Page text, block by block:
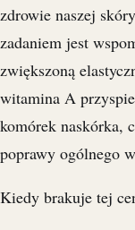
zdrowie naszej
zadaniem jest
zwiększoną
witamina A
komórek naskórka,
poprawy ogólnego
Kiedy brakuje tej